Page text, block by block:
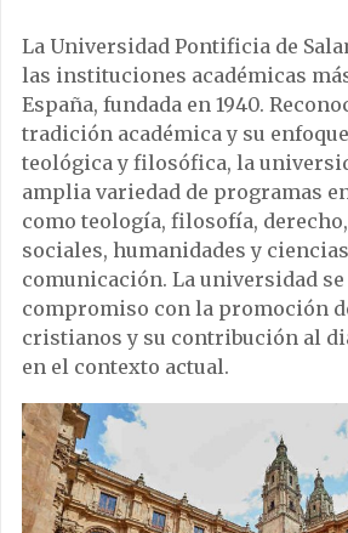
La Universidad Pontificia de
las instituciones académicas
España, fundada en 1940.
tradición académica y su
teológica y filosófica, la
amplia variedad de programas
como teología, filosofía,
sociales, humanidades y
comunicación. La universidad
compromiso con la promoción
cristianos y su contribución al
en el contexto actual.